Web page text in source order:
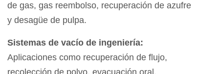
de gas, gas reembolso, recuperación de azufre
y desagüe de pulpa.
Sistemas de vacío de ingeniería:
Aplicaciones como recuperación de flujo,